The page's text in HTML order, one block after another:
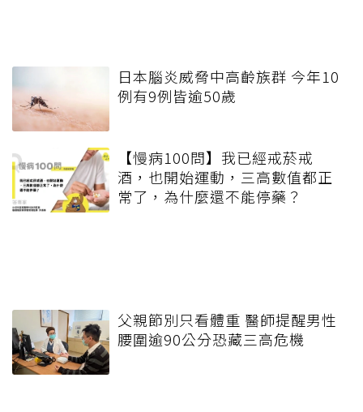
日本腦炎威脅中高齡族群 今年10
例有9例皆逾50歲
【慢病100問】我已經戒菸戒
酒，也開始運動，三高數值都正
常了，為什麼還不能停藥？
父親節別只看體重 醫師提醒男性
腰圍逾90公分恐藏三高危機